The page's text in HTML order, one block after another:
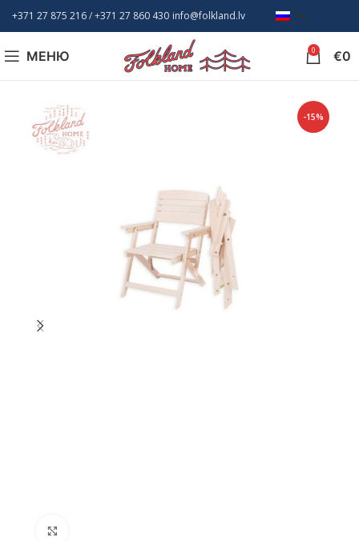
+371 27 875 216/ +371 27 860 430 info@folkland.lv RU
МЕНЮ 0 €0
-15%